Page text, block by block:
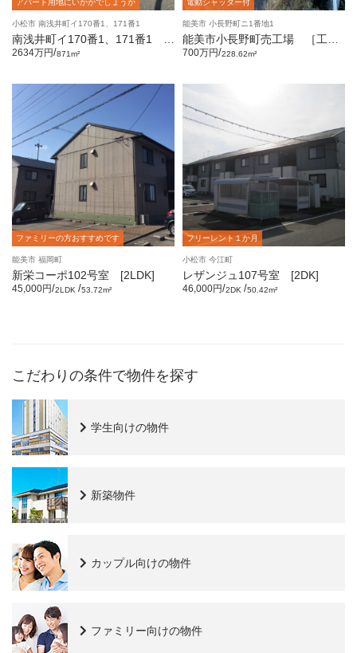
アパート用地にいかがでしょうか
小松市 南浅井町イ170番1、171番1
南浅井町イ170番1、171番1 売
土地 [263.47坪]
2634万円/871m²
電動シャッター付
能美市 小長野町ニ1番地1
能美市小長野町売工場 ［工
場・事務所・居宅］
700万円/228.62m²
ファミリーの方おすすめです
能美市 福岡町
新栄コーポ102号室 [2LDK]
45,000円/2LDK /53.72m²
フリーレント１か月
小松市 今江町
レザンジュ107号室 [2DK]
46,000円/2DK /50.42m²
こだわりの条件で物件を探す
学生向けの物件
新築物件
カップル向けの物件
ファミリー向けの物件